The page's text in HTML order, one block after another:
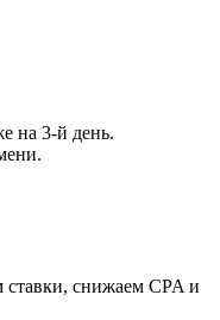
на 3-й день.
ставки, снижаем CPA и